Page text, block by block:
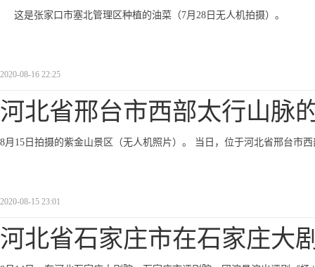
这是张家口市塞北管理区种植的油菜（7月28日无人机拍摄）。
2020-08-16 22:25
河北省邢台市西部太行山脉
8月15日拍摄的紫金山景区（无人机照片）。 当日，位于河北省邢台市
2020-08-15 23:01
河北省石家庄市在石家庄大